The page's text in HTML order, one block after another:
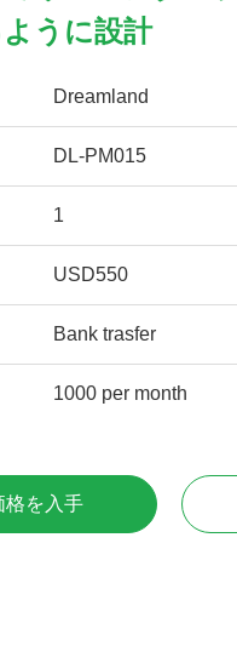
うに設計
Dreamland
DL-PM015
1
USD550
Bank trasfer
1000 per month
格を入手